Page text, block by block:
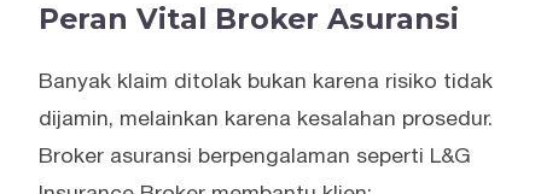
Peran Vital Broker Asuransi
Banyak klaim ditolak bukan karena risiko tidak
dijamin, melainkan karena kesalahan prosedur.
Broker asuransi berpengalaman seperti L&G